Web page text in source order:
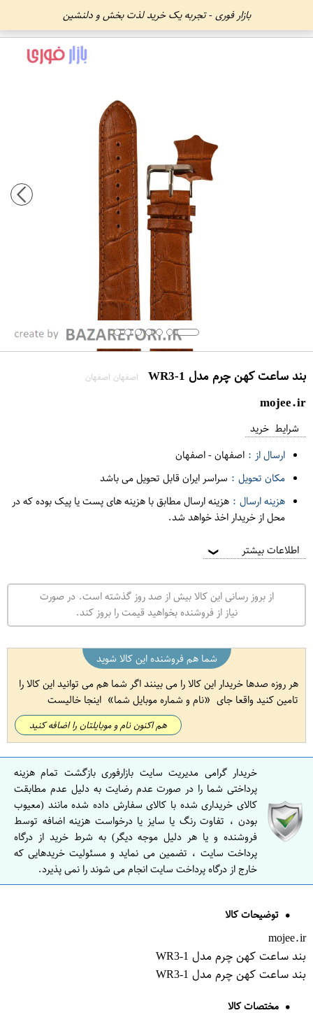
بازار فوری - تجربه یک خرید لذت بخش و دلنشین
بند ساعت کهن چرم مدل WR3-1 اصفهان اصفهان
mojee.ir
شرایط خرید
ارسال از : اصفهان-اصفهان
مکان تحویل : سراسر ایران قابل تحویل می باشد
هزینه ارسال : هزینه ارسال مطابق با هزینه های پست یا پیک بوده که در
محل از خریدار اخذ خواهد شد.
اطلاعات بیشتر ❯
از بروز رسانی این کالا بیش از صد روز گذشته است. در صورت
نیاز از فروشنده بخواهید قیمت را بروز کند.
شما هم فروشنده این کالا شوید
هر روزه صدها خریدار این کالا را می بینند اگر شما هم می توانید این کالا را
تامین کنید واقعا جای
نام و شماره موبایل شما اینجا خالیست
هم اکنون نام و موبایلتان را اضافه کنید
خریدار گرامی مدیریت سایت بازارفوری بازگشت تمام هزینه
پرداختی شما را در صورت عدم رضایت به دلیل عدم مطابقت
کالای خریداری شده با کالای سفارش داده شده مانند (معیوب
بودن ، تفاوت رنگ یا سایز یا درخواست هزینه اضافه توسط
فروشنده و یا هر دلیل موجه دیگر) به شرط خرید از درگاه
پرداخت سایت ، تضمین می نماید و مسئولیت خریدهایی که
خارج از درگاه پرداخت سایت انجام می شوند را نمی پذیرد.
توضیحات کالا
mojee.ir
بند ساعت کهن چرم مدل WR3-1
بند ساعت کهن چرم مدل WR3-1
مختصات کالا